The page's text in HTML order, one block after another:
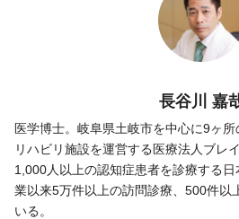
長谷川 嘉
医学博士。岐阜県土岐市を中心に9ヶ所
リハビリ施設を運営する医療法人ブレ
1,000人以上の認知症患者を診療する
業以来5万件以上の訪問診療、500件以
いる。